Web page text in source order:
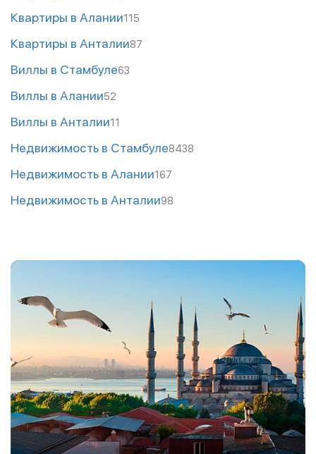
Квартиры в Алании115
Квартиры в Анталии87
Виллы в Стамбуле63
Виллы в Алании52
Виллы в Анталии11
Недвижимость в Стамбуле8438
Недвижимость в Алании167
Недвижимость в Анталии98